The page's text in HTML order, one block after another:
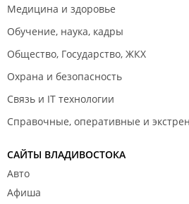
Медицина и здоровье
Обучение, наука, кадры
Общество, Государство, ЖКХ
Охрана и безопасность
Связь и IT технологии
Справочные, оперативные и
САЙТЫ ВЛАДИВОСТОКА
Авто
Афиша